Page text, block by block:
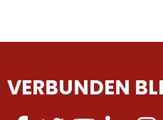
VERBUNDEN